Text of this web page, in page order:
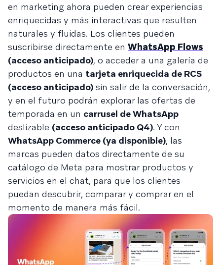
en marketing ahora pueden crear experiencias
enriquecidas y más interactivas que resulten
naturales y fluidas. Los clientes pueden
suscribirse directamente en WhatsApp Flows
(acceso anticipado), o acceder a una galería de
productos en una tarjeta enriquecida de RCS
(acceso anticipado) sin salir de la conversación,
y en el futuro podrán explorar las ofertas de
temporada en un carrusel de WhatsApp
deslizable (acceso anticipado Q4). Y con
WhatsApp Commerce (ya disponible), las
marcas pueden datos directamente de su
catálogo de Meta para mostrar productos y
servicios en el chat, para que los clientes
puedan descubrir, comparar y comprar en el
momento de manera más fácil.